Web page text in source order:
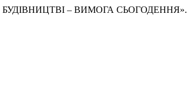
БУДІВНИЦТВІ – ВИМОГА СЬОГОДЕННЯ».